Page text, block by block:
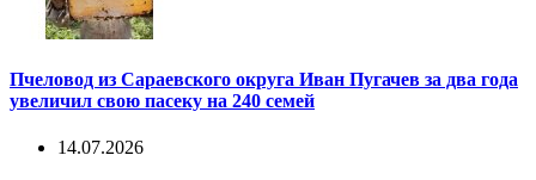
Пчеловод из Сараевского округа Иван Пугачев за два года
увеличил свою пасеку на 240 семей
14.07.2026